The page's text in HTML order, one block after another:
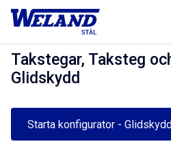
Skip
Hem/Produkter/Taksäkerhet
Glidskydd
Takstegar, Taksteg
Glidskydd
Starta konfigurator -